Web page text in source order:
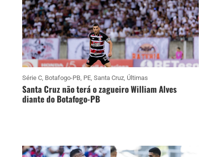
Série C, Botafogo-PB, PE, Santa Cruz, Últimas
Santa Cruz não terá o zagueiro William Alves
diante do Botafogo-PB